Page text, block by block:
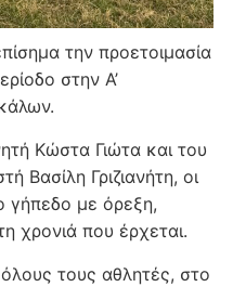
την προετοιμασία
στην Α’
Κώστα Γιώτα και του
Βασίλη Γριζιανήτη, οι
γήπεδο με όρεξη,
χρονιά που έρχεται.
τους αθλητές, στο